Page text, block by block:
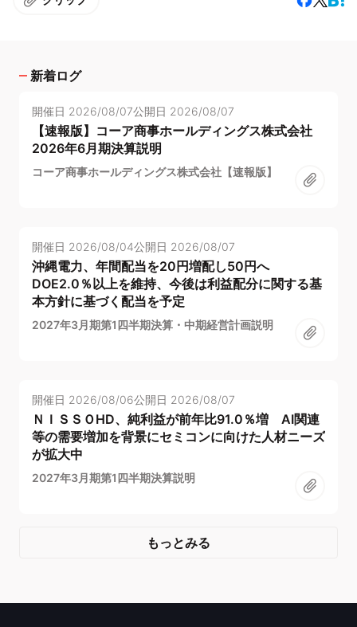
新着ログ
開催日 2026/08/07公開日 2026/08/07
【速報版】コーア商事ホールディングス株式会社
2026年6月期決算説明
コーア商事ホールディングス株式会社【速報版】
開催日 2026/08/04公開日 2026/08/07
沖縄電力、年間配当を20円増配し50円へ
DOE2.0％以上を維持、今後は利益配分に関する基
本方針に基づく配当を予定
2027年3月期第1四半期決算・中期経営計画説明
開催日 2026/08/06公開日 2026/08/07
ＮＩＳＳＯHD、純利益が前年比91.0％増 AI関連
等の需要増加を背景にセミコンに向けた人材ニーズ
が拡大中
2027年3月期第1四半期決算説明
もっとみる